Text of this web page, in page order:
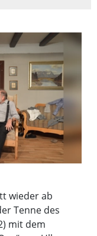
wieder ab
Tenne des
mit dem